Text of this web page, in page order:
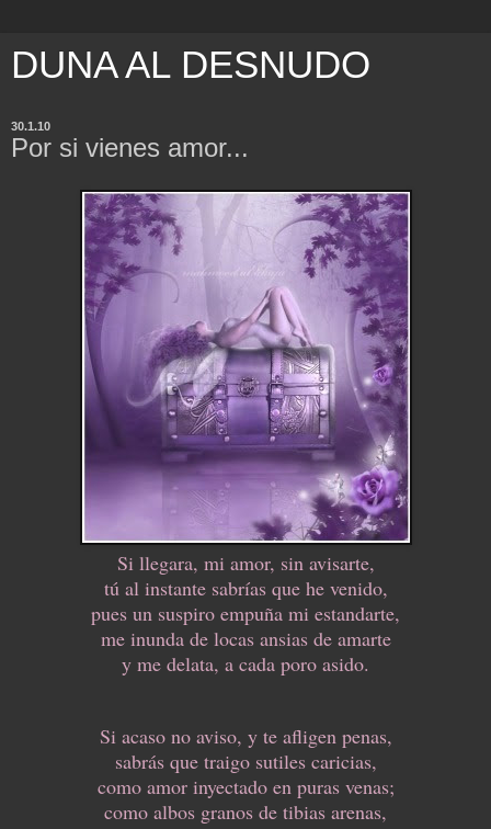
DUNA AL DESNUDO
30.1.10
Por si vienes amor...
Si llegara, mi amor, sin avisarte,
tú al instante sabrías que he venido,
pues un suspiro empuña mi estandarte,
me inunda de locas ansias de amarte
y me delata, a cada poro asido.
Si acaso no aviso, y te afligen penas,
sabrás que traigo sutiles caricias,
como amor inyectado en puras venas;
como albos granos de tibias arenas,